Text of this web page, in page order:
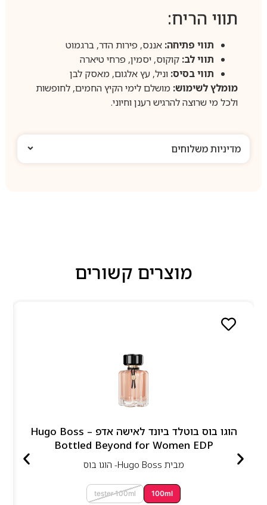
תווי הריח:
תווי פתיחה:אננס, פירות הדר, ברגמוט
תווי לב:קוקוס, יסמין, פרחי טיארה
תווי בסיס:וניל, עץ אלגום, מאסק לבן
מומלץ לשימוש:מושלם לימי הקיץ החמים, לחופשות
ולכל מי שרוצה להרגיש רענן וחיוני.
מדיניות משלוחים
מוצרים קשורים
הוגו בוס בוטלד ביונד לאישה אדפ – Hugo Boss
Bottled Beyond for Women EDP
מבית Hugo Boss- הוגו בוס
100ml
tester 100ml